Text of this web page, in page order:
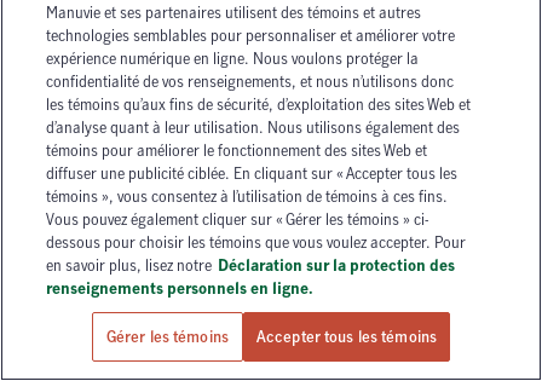
Manufacturers qu’elle et ses sociétés affiliées utilisent sous licence. © La Compagnie
d’Assurance-Vie Manufacturers, 2026. Tous droits réservés. Manuvie, P.O. Box 670,
STN Waterloo, Waterloo, Ontario N2J 4B8.
has context menu
Manuvie et ses partenaires utilisent des témoins et autres
technologies semblables pour personnaliser et améliorer votre
expérience numérique en ligne. Nous voulons protéger la
confidentialité de vos renseignements, et nous n’utilisons donc
les témoins qu’aux fins de sécurité, d’exploitation des sites Web et
d’analyse quant à leur utilisation. Nous utilisons également des
témoins pour améliorer le fonctionnement des sites Web et
diffuser une publicité ciblée. En cliquant sur « Accepter tous les
témoins », vous consentez à l’utilisation de témoins à ces fins.
Vous pouvez également cliquer sur « Gérer les témoins » ci-
dessous pour choisir les témoins que vous voulez accepter. Pour
en savoir plus, lisez notre Déclaration sur la protection des
renseignements personnels en ligne.
Gérer les témoins Accepter tous les témoins